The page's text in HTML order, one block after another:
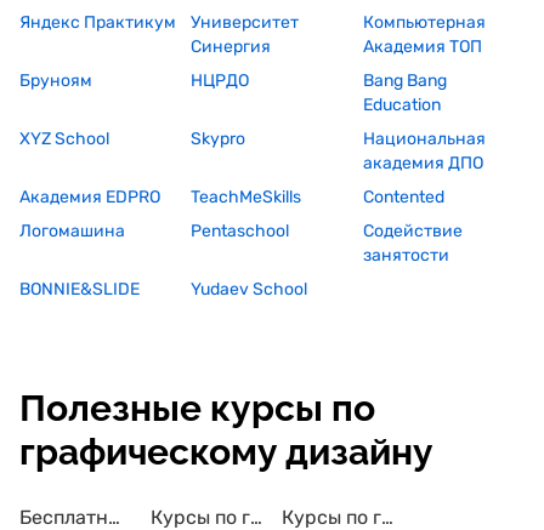
Яндекс Практикум
Университет
Синергия
Компьютерная
Академия ТОП
Бруноям
НЦРДО
Bang Bang
Education
XYZ School
Skypro
Национальная
академия ДПО
Академия EDPRO
TeachMeSkills
Contented
Логомашина
Pentaschool
Содействие
занятости
BONNIE&SLIDE
Yudaev School
Полезные курсы по
графическому дизайну
Бесплатные курсы по графическому дизайну Курсы по графическому дизайну с трудоустройством Курсы по графическому дизайну с сертификатом